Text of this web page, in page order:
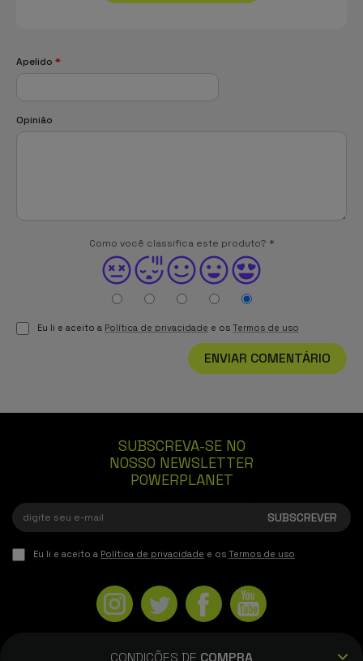
Apelido *
Opinião
Como você classifica este produto? *
Eu li e aceito a Política de privacidade e os Termos de uso
ENVIAR COMENTÁRIO
SUBSCREVA-SE NO
NOSSO NEWSLETTER
POWERPLANET
Eu li e aceito a Política de privacidade e os Termos de uso
CONDIÇÕES DE COMPRA